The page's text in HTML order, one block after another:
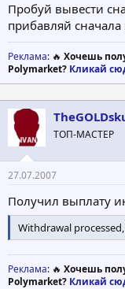
Пробуй вывести
прибавляй
Реклама: 🔥 Хочешь
Polymarket? Кликай
ТОП-МАСТЕР
27.07.2007
Получил выплату
Withdrawal
Реклама: 🔥 Хочешь
Polymarket? Кликай